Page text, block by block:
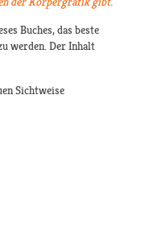
Buches, das beste
werden. Der Inhalt
Sichtweise